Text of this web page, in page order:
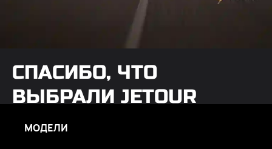
СПАСИБО, ЧТО
ВЫБРАЛИ JETOUR
МОДЕЛИ